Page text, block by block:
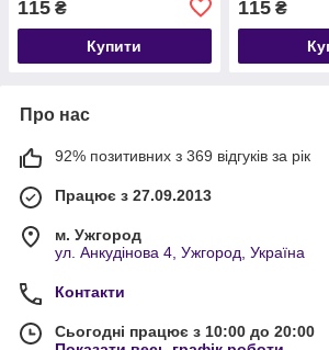
115 ₴
Купити
115₴
Про нас
92% позитивних з 369 відгуків за рік
Працює з 27.09.2013
м. Ужгород
ул. Анкудінова 4, Ужгород, Україна
Контакти
Сьогодні працює з 10:00 до 20:00